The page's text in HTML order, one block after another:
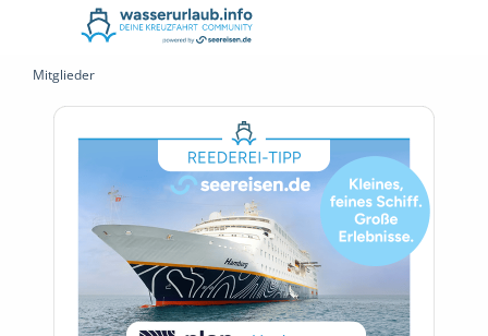
Mitglieder